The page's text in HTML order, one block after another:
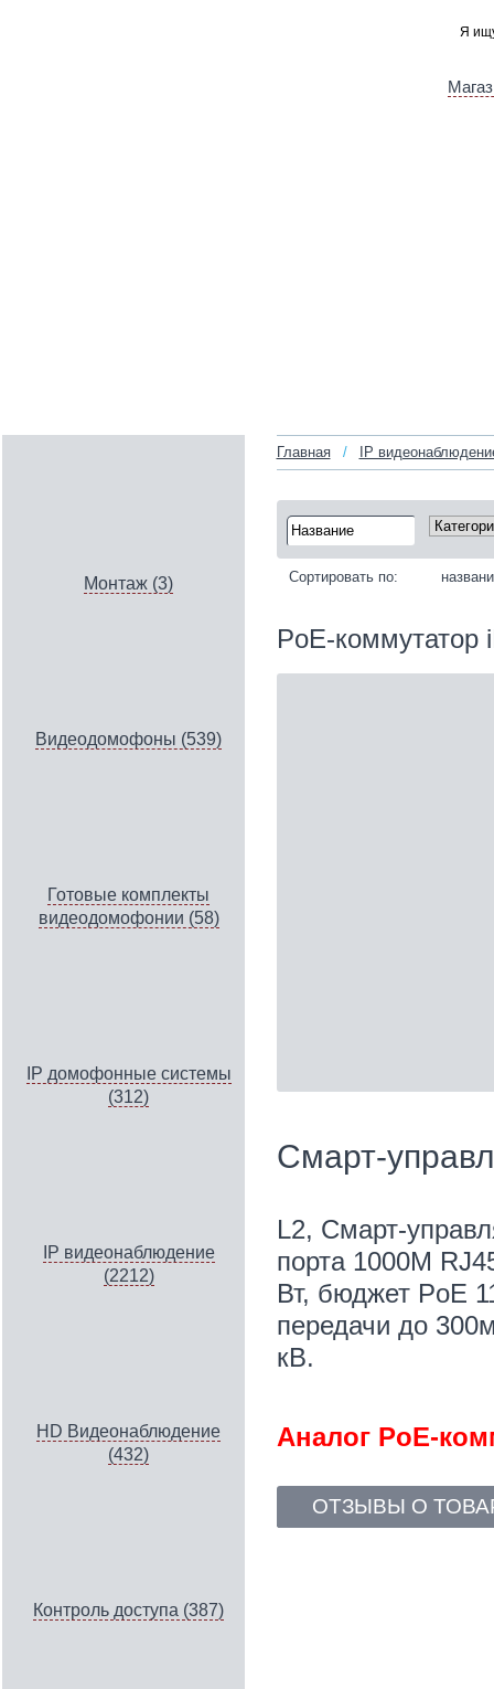
Монтаж (3)
Видеодомофоны (539)
Готовые комплекты
видеодомофонии (58)
IP домофонные системы
(312)
IP видеонаблюдение
(2212)
HD Видеонаблюдение
(432)
Контроль доступа (387)
Главная / IP
Сортировать по:
PoE-коммутатор
Смарт-
L2, Смарт-
порта 1000М
Вт, бюджет PoE
передачи до
кВ.
Аналог PoE-
ОТЗЫВЫ О